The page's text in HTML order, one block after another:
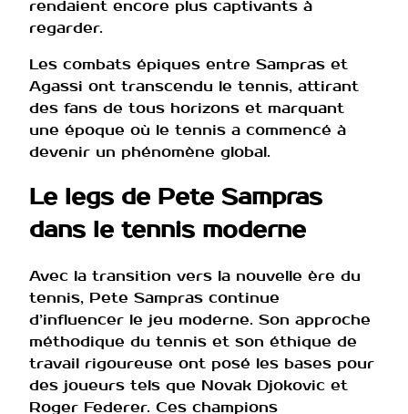
rendaient encore plus captivants à
regarder.
Les combats épiques entre Sampras et
Agassi ont transcendu le tennis, attirant
des fans de tous horizons et marquant
une époque où le tennis a commencé à
devenir un phénomène global.
Le legs de Pete Sampras
dans le tennis moderne
Avec la transition vers la nouvelle ère du
tennis, Pete Sampras continue
d’influencer le jeu moderne. Son approche
méthodique du tennis et son éthique de
travail rigoureuse ont posé les bases pour
des joueurs tels que Novak Djokovic et
Roger Federer. Ces champions